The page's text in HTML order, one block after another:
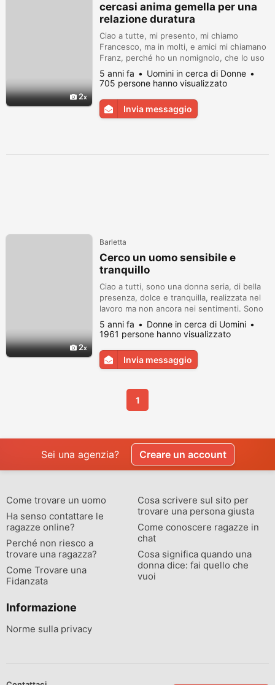
2
cercasi anima gemella per una
relazione duratura
Ciao a tutte, mi presento, mi chiamo
Francesco, ma in molti, e amici mi chiamano
Franz, perché ho un nomignolo, che lo uso
quando faccio il Deejay che sono
fortemente appassionato, e realizzo mix per
una radio veronese web…,ho 43 anni, sono
un uomo molto passionale, alcune volte
estroverso, altre volte introverso, molto
5 anni fa
Uomini in cerca di Donne
705 persone hanno visualizzato
Invia messaggio
2
Barletta
Cerco un uomo sensibile e
tranquillo
Ciao a tutti, sono una donna seria, di bella
presenza, dolce e tranquilla, realizzata nel
lavoro ma non ancora nei sentimenti. Sono
single, senza figli. Cerco un uomo onesto e
protettivo, solo come me, con cui iniziare a
costruire un futuro meraviglioso insieme,
fatto di gioia, amore e rispetto reciproco.
Se ci sei, io son qui http://italia.donne-
5 anni fa
Donne in cerca di Uomini
1961 persone hanno visualizzato
Invia messaggio
1
Sei una agenzia? Creare un account
Come trovare un uomo
Ha senso contattare le
ragazze online?
Perché non riesco a
trovare una ragazza?
Come Trovare una
Fidanzata
Cosa scrivere sul sito per
trovare una persona giusta
Come conoscere ragazze in
chat
Cosa significa quando una
donna dice: fai quello che
vuoi
Informazione
Norme sulla privacy